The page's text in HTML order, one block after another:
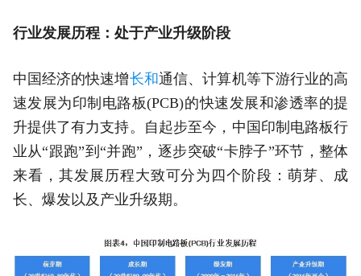
行业发展历程：处于产业升级阶段
中国经济的快速增长和通信、计算机等下游行业的高
速发展为印制电路板(PCB)的快速发展和渗透率的提
升提供了有力支持。自起步至今，中国印制电路板行
业从“跟跑”到“并跑”，逐步突破“卡脖子”环节，整体
来看，其发展历程大致可分为四个阶段：萌芽、成
长、爆发以及产业升级期。